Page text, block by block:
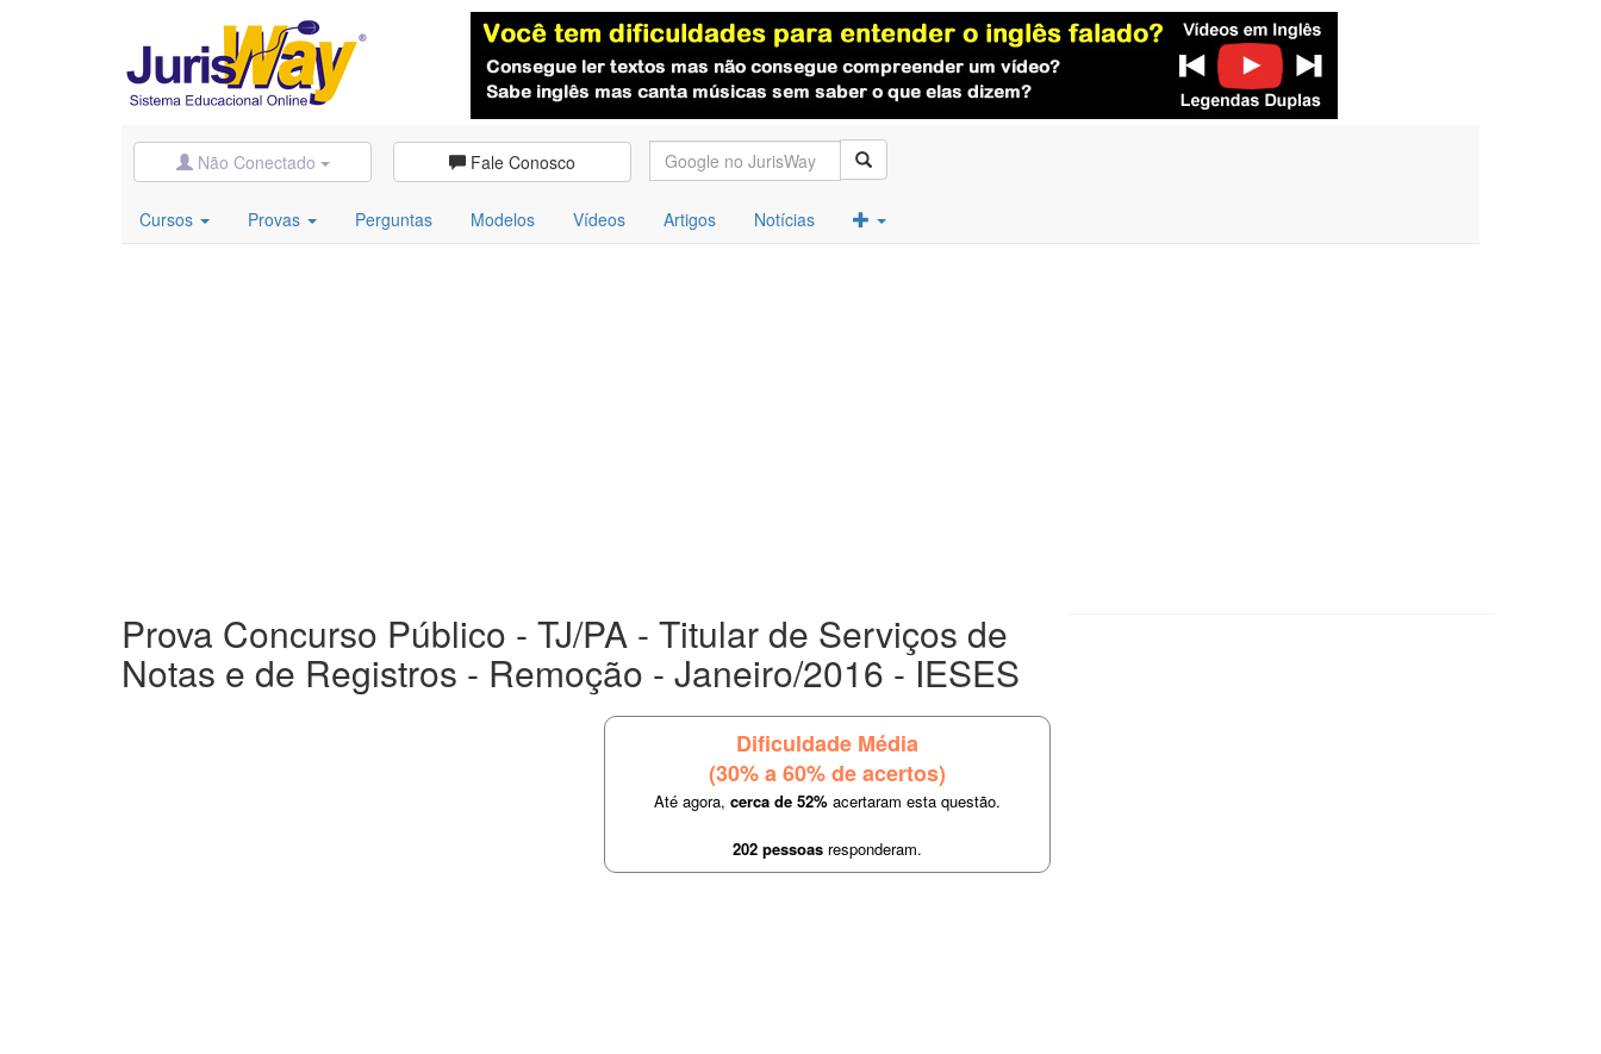
Não Conectado Fale Conosco
Cursos Provas Perguntas Modelos Vídeos Artigos Notícias
Prova Concurso Público - TJ/PA - Titular de Serviços de
Notas e de Registros - Remoção - Janeiro/2016 - IESES
Dificuldade Média
(30% a 60% de acertos)
Até agora, cerca de 52% acertaram esta questão.
202 pessoas responderam.